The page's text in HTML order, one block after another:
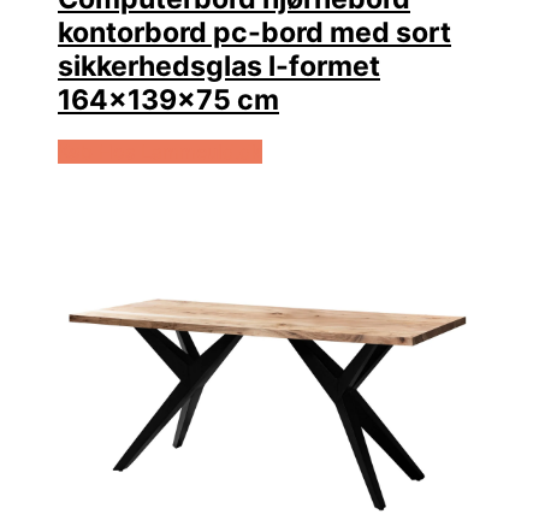
kontorbord pc-bord med sort
sikkerhedsglas l-formet
164x139x75 cm